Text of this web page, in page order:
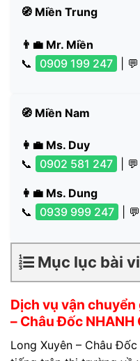
🧭 Miền Trung
👨‍💼 Mr. Miền
📞
0909 199 247 | 💬
🧭 Miền Nam
👩‍💼 Ms. Duy
📞
0902 581 247 | 💬
👩‍💼 Ms. Dung
📞
0939 999 247 | 💬
Mục lục bài
Dịch vụ vận
– Châu Đốc
Long Xuyên – Châu